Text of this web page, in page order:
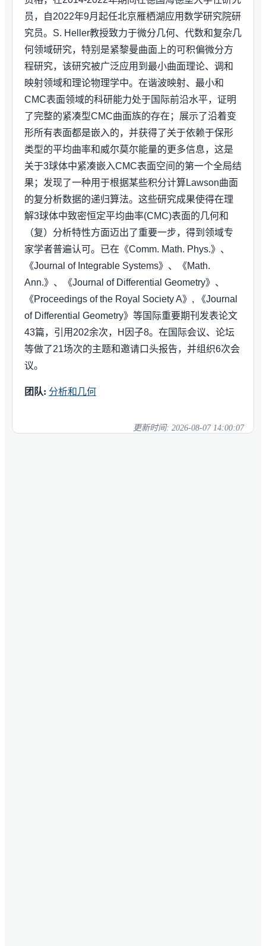
员，自2022年9月起任北京雁栖湖应用数学研究院研
究员。S. Heller教授致力于微分几何、代数和复杂几
何领域研究，特别是紧黎曼曲面上的可积偏微分方
程研究，该研究被广泛应用到最小曲面理论、调和
映射领域和理论物理学中。在谐波映射、最小和
CMC表面领域的科研能力处于国际前沿水平，证明
了完整的紧凑型CMC曲面族的存在；展示了沿着变
形所有表面都是嵌入的，并获得了关于依赖于保形
类型的平均曲率和威尔莫尔能量的更多信息，这是
关于3球体中紧凑嵌入CMC表面空间的第一个全局结
果；发现了一种用于根据某些积分计算Lawson曲面
的复分析数据的递归算法。这些研究成果使得在理
解3球体中致密恒定平均曲率(CMC)表面的几何和
（复）分析特性方面迈出了重要一步，得到领域专
家学者普遍认可。已在《Comm. Math. Phys.》、
《Journal of Integrable Systems》、《Math.
Ann.》、《Journal of Differential Geometry》、
《Proceedings of the Royal Society A》, 《Journal
of Differential Geometry》等国际重要期刊发表论文
43篇，引用202余次，H因子8。在国际会议、论坛
等做了21场次的主题和邀请口头报告，并组织6次会
议。
团队: 分析和几何
更新时间: 2026-08-07 14:00:07